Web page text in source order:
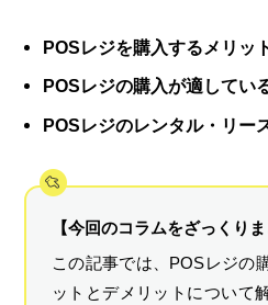
POSレジを購入するメリッ
POSレジの購入が適してい
POSレジのレンタル・リー
【今回のコラムをざっくり
この記事では、POSレジの
ットとデメリットについて